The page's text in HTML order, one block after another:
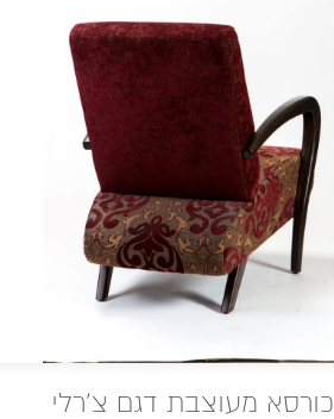
כורסא מעוצבת דגם צ'רלי